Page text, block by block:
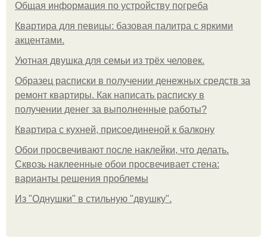
Общая информация по устройству погреба
Квартира для певицы: базовая палитра с яркими
акцентами.
Уютная двушка для семьи из трёх человек.
Образец расписки в получении денежных средств за
ремонт квартиры. Как написать расписку в
получении денег за выполненные работы?
Квартира с кухней, присоединеной к балкону
Обои просвечивают после наклейки, что делать.
Сквозь наклеенные обои просвечивает стена:
варианты решения проблемы
Из "Однушки" в стильную "двушку".